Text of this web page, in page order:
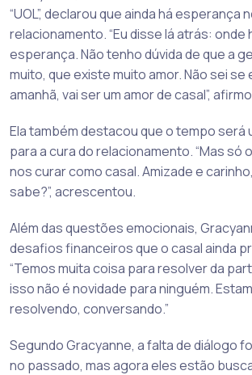
“UOL”, declarou que ainda há esperança
relacionamento. “Eu disse lá atrás: onde
esperança. Não tenho dúvida de que a
muito, que existe muito amor. Não sei se
amanhã, vai ser um amor de casal”,
Ela também destacou que o tempo será
para a cura do relacionamento. “Mas só
nos curar como casal. Amizade e
sabe?”, acrescentou.
Além das questões emocionais,
desafios financeiros que o casal ainda
“Temos muita coisa para resolver da
isso não é novidade para ninguém.
resolvendo, conversando.”
Segundo Gracyanne, a falta de diálogo
no passado, mas agora eles estão